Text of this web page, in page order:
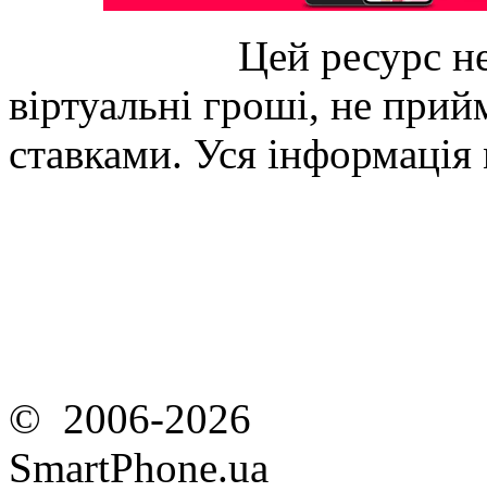
Цей ресурс
віртуальні гроші, не
ставками. Уся
© 2006-2026
SmartPhone.ua